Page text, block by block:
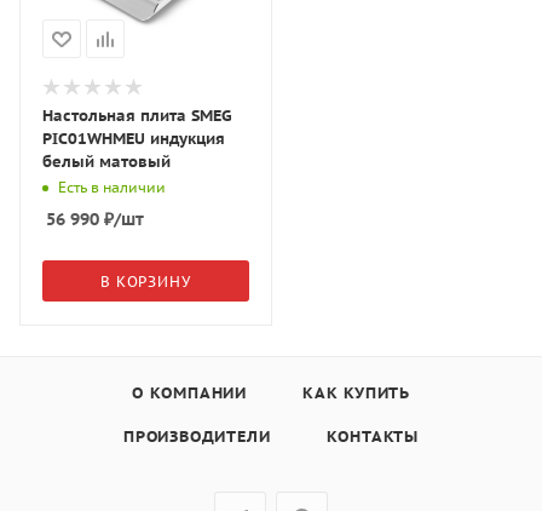
Настольная плита SMEG
PIC01WHMEU индукция
белый матовый
Есть в наличии
56 990 ₽/шт
В КОРЗИНУ
О КОМПАНИИ КАК КУПИТЬ
ПРОИЗВОДИТЕЛИ КОНТАКТЫ